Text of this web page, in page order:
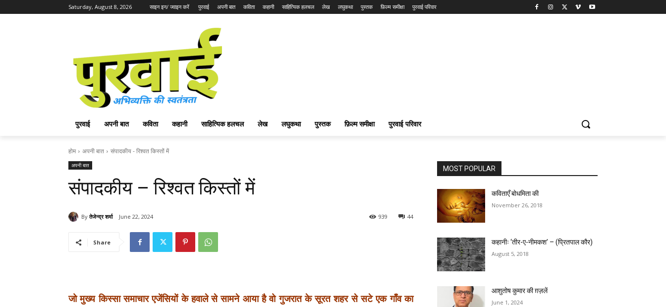
Saturday, August 8, 2026 साइन इन/ ज्वाइन करें पुरवाई अपनी बात कविता कहानी साहित्यिक हलचल लेख लघुकथा पुस्तक फ़िल्म समीक्षा पुरवाई परिवार
पुरवाई अपनी बात कविता कहानी साहित्यिक हलचल लेख लघुकथा पुस्तक फ़िल्म समीक्षा पुरवाई परिवार
होम अपनी बात संपादकीय - रिश्वत किस्तों में
अपनी बात
संपादकीय – रिश्वत किस्तों में
By तेजेन्द्र शर्मा June 22, 2024 44
939
Share
जो मुख्य किस्सा समाचार एजेंसियों के हवाले से सामने आया है वो गुजरात के सूरत शहर से सटे एक गाँव का
MOST POPULAR
कविताएँ बोधमिता की
November 26, 2018
कहानीः ‘तीर-ए-नीमकश’ – (प्रितपाल कौर)
August 5, 2018
आशुतोष कुमार की ग़ज़लें
June 1, 2024